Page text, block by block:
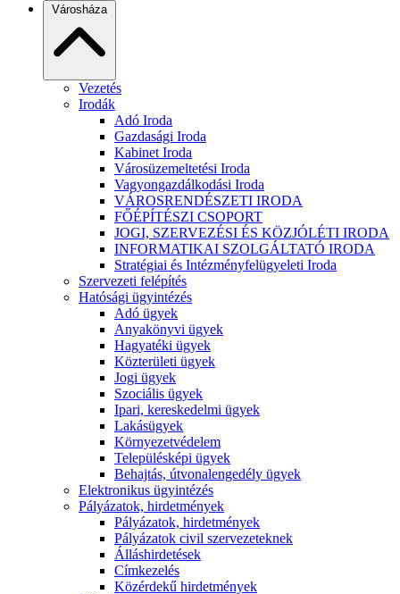
Városháza
Vezetés
Irodák
Adó Iroda
Gazdasági Iroda
Kabinet Iroda
Városüzemeltetési Iroda
Vagyongazdálkodási Iroda
VÁROSRENDÉSZETI IRODA
FŐÉPÍTÉSZI CSOPORT
JOGI, SZERVEZÉSI ÉS KÖZJÓLÉTI IRODA
INFORMATIKAI SZOLGÁLTATÓ IRODA
Stratégiai és Intézményfelügyeleti Iroda
Szervezeti felépítés
Hatósági ügyintézés
Adó ügyek
Anyakönyvi ügyek
Hagyatéki ügyek
Közterületi ügyek
Jogi ügyek
Szociális ügyek
Ipari, kereskedelmi ügyek
Lakásügyek
Környezetvédelem
Településképi ügyek
Behajtás, útvonalengedély ügyek
Elektronikus ügyintézés
Pályázatok, hirdetmények
Pályázatok, hirdetmények
Pályázatok civil szervezeteknek
Álláshirdetések
Címkezelés
Közérdekű hirdetmények